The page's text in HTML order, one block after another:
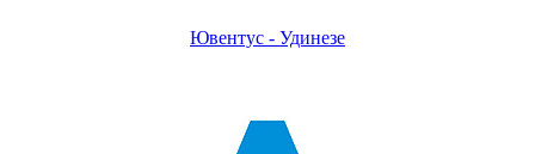
Ювентус - Удинезе